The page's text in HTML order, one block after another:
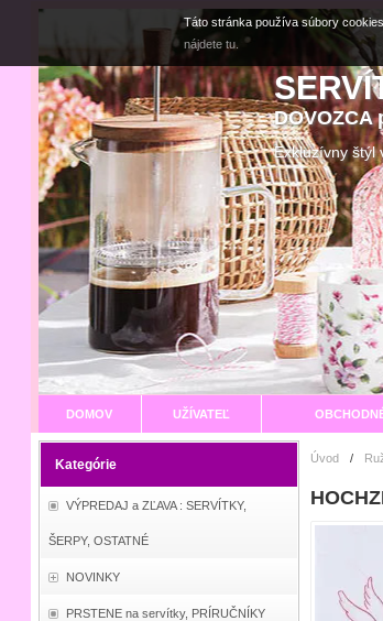
DOVOZCA
Exkluzívny
DOMOV UŽÍVATEĽ
Kategórie
VÝPREDAJ a ZĽAVA : SERVÍTKY,
ŠERPY, OSTATNÉ
NOVINKY
PRSTENE na servítky, PRÍRUČNÍKY
Úvod /
Táto stránka používa súbory
nájdete tu.